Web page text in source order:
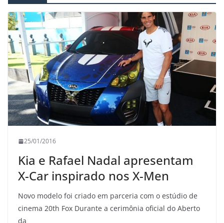
25/01/2016
Kia e Rafael Nadal apresentam
X-Car inspirado nos X-Men
Novo modelo foi criado em parceria com o estúdio de
cinema 20th Fox Durante a cerimônia oficial do Aberto
da